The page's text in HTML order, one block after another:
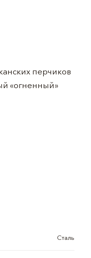
перчиков
«огненный»
Сталь